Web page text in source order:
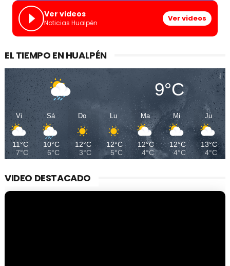
Ver videos
Noticias Hualpén Ver videos
EL TIEMPO EN HUALPÉN
9°C
Vi
11°C
7°C
Sá
10°C
6°C
Do
12°C
3°C
Lu
12°C
5°C
Ma
12°C
4°C
Mi
12°C
4°C
Ju
13°C
4°C
VIDEO DESTACADO